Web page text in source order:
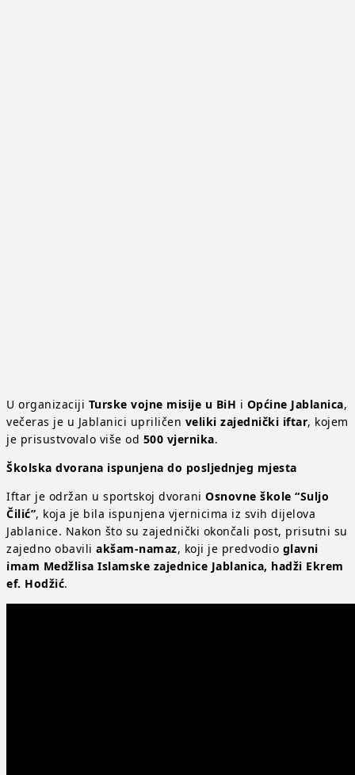
U organizaciji Turske vojne misije u BiH i Općine Jablanica,
večeras je u Jablanici upriličen veliki zajednički iftar, kojem
je prisustvovalo više od 500 vjernika.
Školska dvorana ispunjena do posljednjeg mjesta
Iftar je održan u sportskoj dvorani Osnovne škole “Suljo
Čilić”, koja je bila ispunjena vjernicima iz svih dijelova
Jablanice. Nakon što su zajednički okončali post, prisutni su
zajedno obavili akšam-namaz, koji je predvodio glavni
imam Medžlisa Islamske zajednice Jablanica, hadži Ekrem
ef. Hodžić.